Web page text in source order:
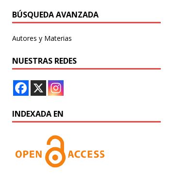
BÚSQUEDA AVANZADA
Autores y Materias
NUESTRAS REDES
INDEXADA EN